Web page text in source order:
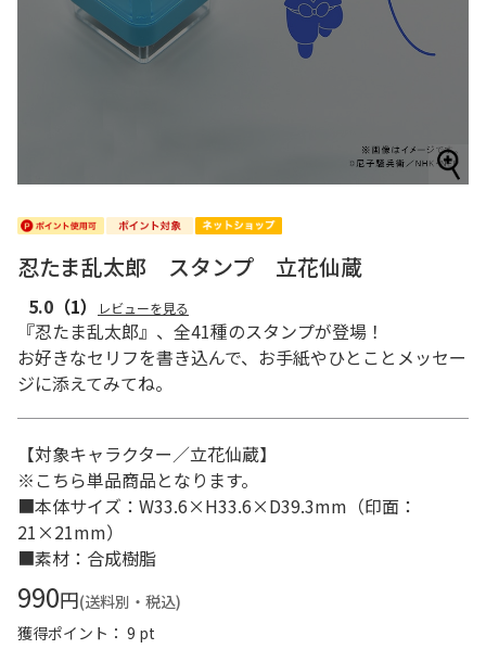
忍たま乱太郎 スタンプ 立花仙蔵
5.0 （1） レビューを見る
『忍たま乱太郎』、全41種のスタンプが登場！
お好きなセリフを書き込んで、お手紙やひとことメッセー
ジに添えてみてね。
【対象キャラクター／立花仙蔵】
※こちら単品商品となります。
■本体サイズ：W33.6×H33.6×D39.3mm（印面：
21×21mm）
■素材：合成樹脂
990円(送料別・税込)
獲得ポイント： 9 pt